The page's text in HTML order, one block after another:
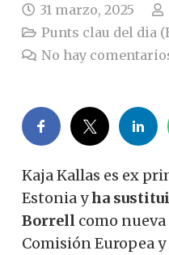
31 marzo, 2025
Punts clau del dia
No hay
Kaja Kallas es ex
Estonia yha
Borrell como
Comisión Europea